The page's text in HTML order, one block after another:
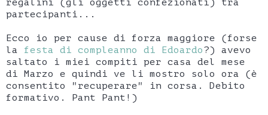
regalini (gli oggetti confezionati) tra
partecipanti...
Ecco io per cause di forza maggiore (forse
la festa di compleanno di Edoardo?) avevo
saltato i miei compiti per casa del mese
di Marzo e quindi ve li mostro solo ora (è
consentito "recuperare" in corsa. Debito
formativo. Pant Pant!)